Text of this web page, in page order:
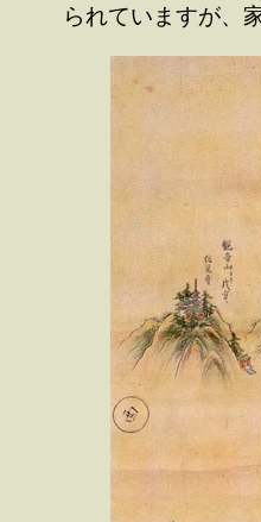
られていますが、